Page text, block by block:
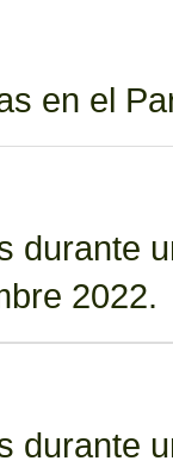
en el
durante
2022.
durante